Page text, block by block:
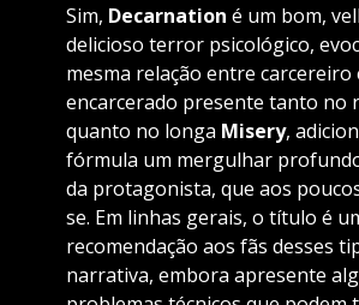
Sim, Decarnation é um bom,
delicioso terror psicológico,
mesma relação entre carcereiro
encarcerado presente tanto no
quanto no longa Misery,
fórmula um mergulhar
da protagonista, que aos
se. Em linhas gerais, o título é
recomendação aos fãs desses
narrativa, embora apresente